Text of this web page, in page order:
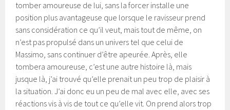
tomber amoureuse de lui, sans la forcer installe une
position plus avantageuse que lorsque le ravisseur prend
sans considération ce qu’il veut, mais tout de même, on
n’est pas propulsé dans un univers tel que celui de
Massimo, sans continuer d’être apeurée. Après, elle
tombera amoureuse, c’est une autre histoire là, mais
jusque là, j’ai trouvé qu’elle prenait un peu trop de plaisir à
la situation. J’ai donc eu un peu de mal avec elle, avec ses
réactions vis à vis de tout ce qu’elle vit. On prend alors trop